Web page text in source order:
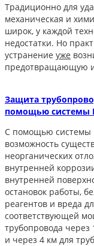
Традиционно для
механическая и
широк, у каждой
недостатки. Но
устранение уже
предотвращающую
Защита
помощью системы
С помощью системы
возможность
неорганических
внутренней
внутренней
остановок работы,
реагентов и вреда
соответствующей
трубопровода
и через 4 км для